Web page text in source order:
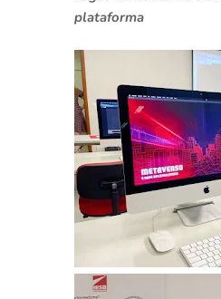
plataforma